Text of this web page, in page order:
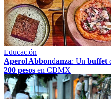
Educación
Aperol Abbondanza: Un buffet
200 pesos en CDMX